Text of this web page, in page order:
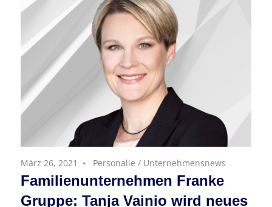
März 26, 2021 Personalie / Unternehmensnews
Familienunternehmen Franke
Gruppe: Tanja Vainio wird neues